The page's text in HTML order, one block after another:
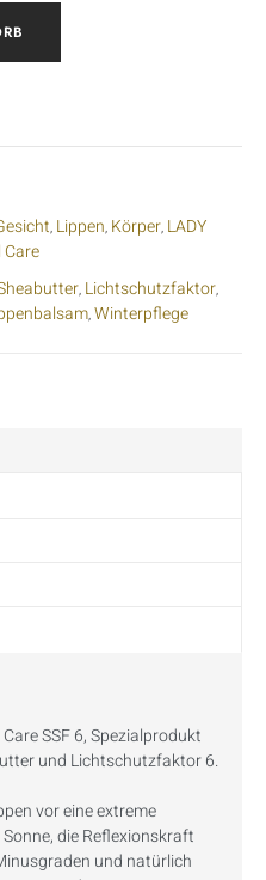
, Lippen, Körper, LADY
Care
, Lichtschutzfaktor,
,Winterpflege
SSF 6, Spezialprodukt
und Lichtschutzfaktor 6.
vor eine extreme
die Reflexionskraft
und natürlich